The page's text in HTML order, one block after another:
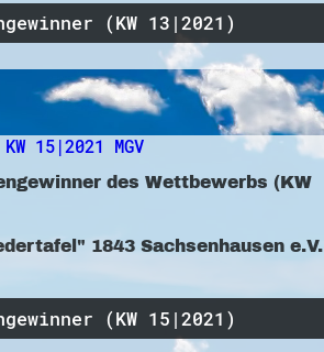
(KW 13|2021)
des Wettbewerbs (KW
1843 Sachsenhausen e.V.
(KW 15|2021)